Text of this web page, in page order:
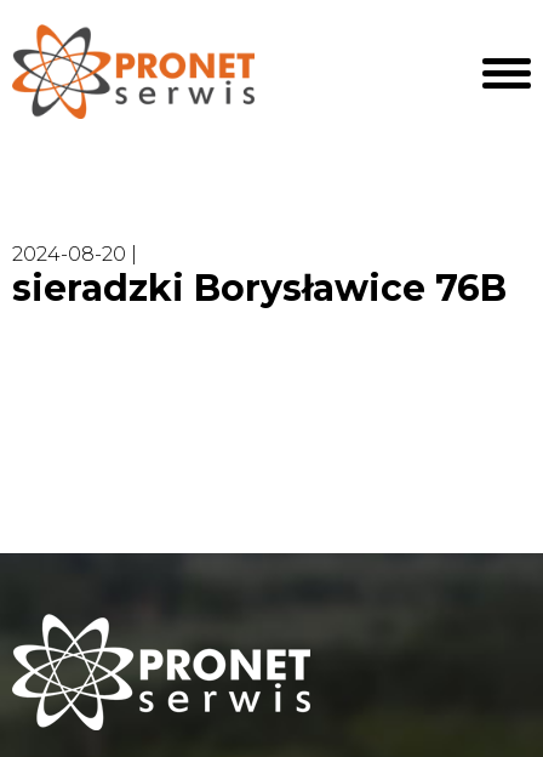
2024-08-20 |
sieradzki Borysławice 76B